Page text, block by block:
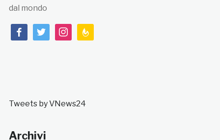
dal mondo
facebooktwitterinstagramfeedburner
Tweets by VNews24
Archivi